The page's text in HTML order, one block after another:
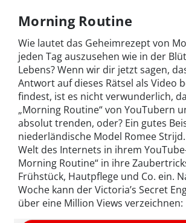
Morning Routine
Wie lautet das Geheimrezept von
jeden Tag auszusehen wie in der
Lebens? Wenn wir dir jetzt sagen,
Antwort auf dieses Rätsel als Video
findest, ist es nicht verwunderlich,
„Morning Routine“ von YouTubern
absolut trenden, oder? Ein gutes
niederländische Model Romee
Welt des Internets in ihrem
Morning Routine“ in ihre
Frühstück, Hautpflege und Co. ein.
Woche kann der Victoria’s Secret
über eine Million Views verzeichnen: